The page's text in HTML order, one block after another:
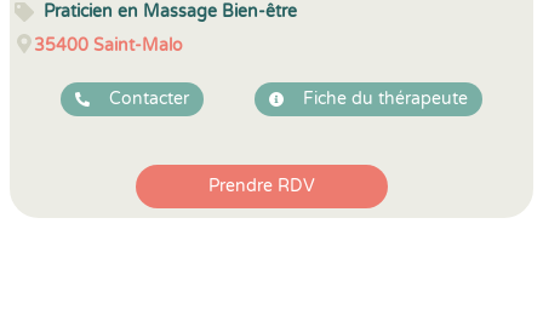
Praticien en Massage Bien-être
35400 Saint-Malo
Contacter Fiche du thérapeute
Prendre RDV